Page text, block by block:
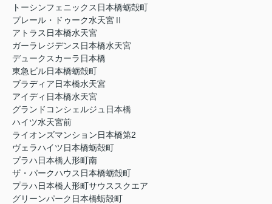
トーシンフェニックス日本橋蛎殻町
プレール・ドゥーク水天宮Ⅱ
アトラス日本橋水天宮
ガーラレジデンス日本橋水天宮
デュークスカーラ日本橋
東急ビル日本橋蛎殻町
ブラディア日本橋水天宮
アイディ日本橋水天宮
グランドコンシェルジュ日本橋
ハイツ水天宮前
ライオンズマンション日本橋第2
ヴェラハイツ日本橋蛎殻町
プラハ日本橋人形町南
ザ・パークハウス日本橋蛎殻町
プラハ日本橋人形町サウススクエア
グリーンパーク日本橋蛎殻町